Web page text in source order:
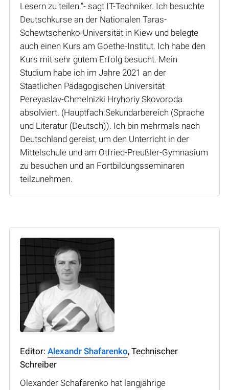
Lesern zu teilen.“- sagt IT-Techniker. Ich besuchte
Deutschkurse an der Nationalen Taras-
Schewtschenko-Universität in Kiew und belegte
auch einen Kurs am Goethe-Institut. Ich habe den
Kurs mit sehr gutem Erfolg besucht. Mein
Studium habe ich im Jahre 2021 an der
Staatlichen Pädagogischen Universität
Pereyaslav-Chmelnizki Hryhoriy Skovoroda
absolviert. (Hauptfach:Sekundarbereich (Sprache
und Literatur (Deutsch)). Ich bin mehrmals nach
Deutschland gereist, um den Unterricht in der
Mittelschule und am Otfried-Preußler-Gymnasium
zu besuchen und an Fortbildungsseminaren
teilzunehmen.
Editor: Alexandr Shafarenko, Technischer
Schreiber
Olexander Schafarenko hat langjährige